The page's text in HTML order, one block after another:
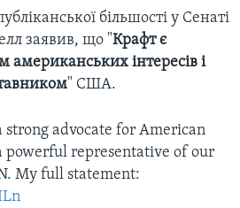
більшості у Сенаті
заявив, що "Крафт є
інтересів і
" США.
advocate for American
powerful representative of our
My full statement: